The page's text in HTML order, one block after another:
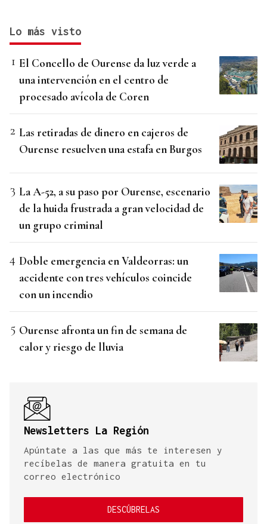
Lo más visto
El Concello de Ourense da luz verde a
una intervención en el centro de
procesado avícola de Coren
Las retiradas de dinero en cajeros de
Ourense resuelven una estafa en Burgos
La A-52, a su paso por Ourense, escenario
de la huida frustrada a gran velocidad de
un grupo criminal
Doble emergencia en Valdeorras: un
accidente con tres vehículos coincide
con un incendio
Ourense afronta un fin de semana de
calor y riesgo de lluvia
Newsletters La Región
Apúntate a las que más te interesen y
recíbelas de manera gratuita en tu
correo electrónico
DESCÚBRELAS